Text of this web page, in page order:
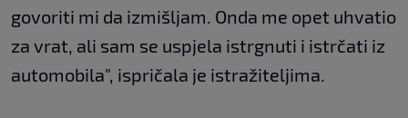
govoriti mi da izmišljam. Onda me opet uhvatio
za vrat, ali sam se uspjela istrgnuti i istrčati iz
automobila", ispričala je istražiteljima.